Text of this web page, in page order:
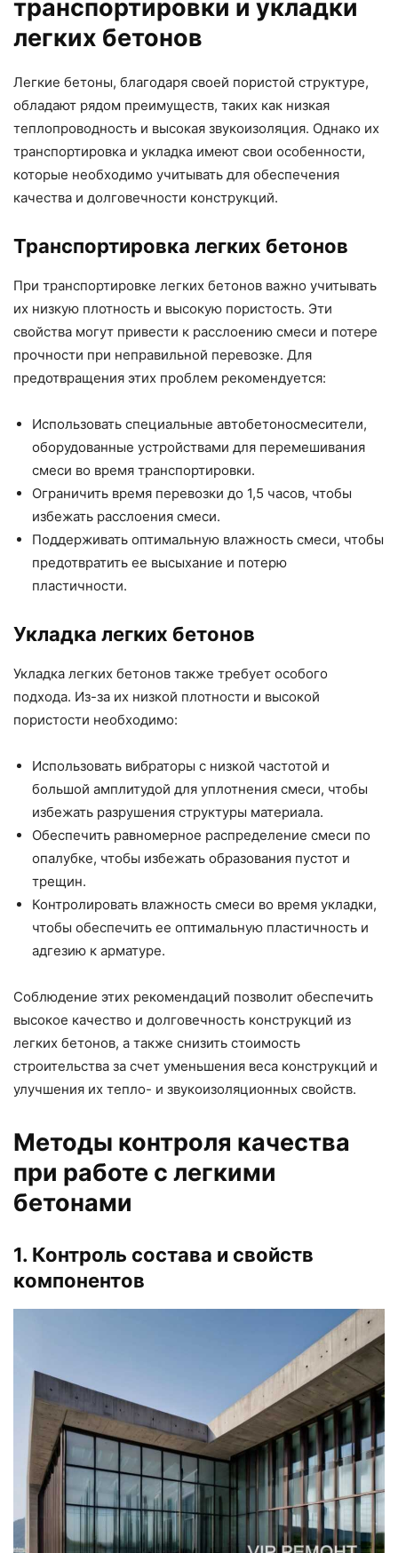
транспортировки и укладки
легких бетонов
Легкие бетоны, благодаря своей пористой структуре,
обладают рядом преимуществ, таких как низкая
теплопроводность и высокая звукоизоляция. Однако их
транспортировка и укладка имеют свои особенности,
которые необходимо учитывать для обеспечения
качества и долговечности конструкций.
Транспортировка легких бетонов
При транспортировке легких бетонов важно учитывать
их низкую плотность и высокую пористость. Эти
свойства могут привести к расслоению смеси и потере
прочности при неправильной перевозке. Для
предотвращения этих проблем рекомендуется:
Использовать специальные автобетоносмесители,
оборудованные устройствами для перемешивания
смеси во время транспортировки.
Ограничить время перевозки до 1,5 часов, чтобы
избежать расслоения смеси.
Поддерживать оптимальную влажность смеси, чтобы
предотвратить ее высыхание и потерю
пластичности.
Укладка легких бетонов
Укладка легких бетонов также требует особого
подхода. Из-за их низкой плотности и высокой
пористости необходимо:
Использовать вибраторы с низкой частотой и
большой амплитудой для уплотнения смеси, чтобы
избежать разрушения структуры материала.
Обеспечить равномерное распределение смеси по
опалубке, чтобы избежать образования пустот и
трещин.
Контролировать влажность смеси во время укладки,
чтобы обеспечить ее оптимальную пластичность и
адгезию к арматуре.
Соблюдение этих рекомендаций позволит обеспечить
высокое качество и долговечность конструкций из
легких бетонов, а также снизить стоимость
строительства за счет уменьшения веса конструкций и
улучшения их тепло- и звукоизоляционных свойств.
Методы контроля качества
при работе с легкими
бетонами
1. Контроль состава и свойств
компонентов